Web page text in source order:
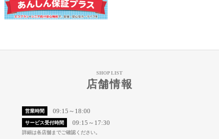
SHOP LIST
店舗情報
営業時間 09:15～18:00
サービス受付時間 09:15～17:30
詳細は各店舗までご確認ください。